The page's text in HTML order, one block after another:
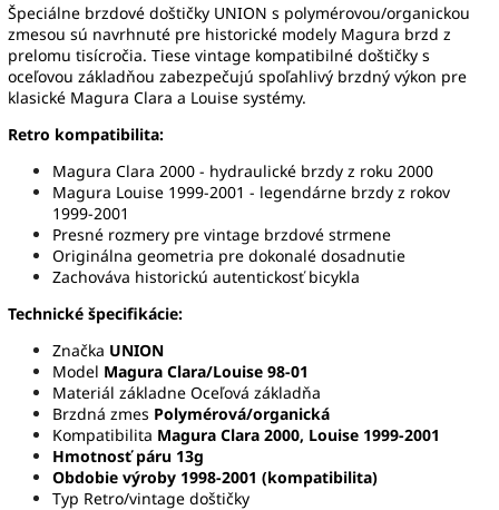
Špeciálne brzdové doštičky UNION s polymérovou/organickou
zmesou sú navrhnuté pre historické modely Magura brzd z
prelomu tisícročia. Tiese vintage kompatibilné doštičky s
oceľovou základňou zabezpečujú spoľahlivý brzdný výkon pre
klasické Magura Clara a Louise systémy.
Retro kompatibilita:
Magura Clara 2000 - hydraulické brzdy z roku 2000
Magura Louise 1999-2001 - legendárne brzdy z rokov
1999-2001
Presné rozmery pre vintage brzdové strmene
Originálna geometria pre dokonalé dosadnutie
Zachováva historickú autentickosť bicykla
Technické špecifikácie:
Značka UNION
Model Magura Clara/Louise 98-01
Materiál základne Oceľová základňa
Brzdná zmes Polymérová/organická
Kompatibilita Magura Clara 2000, Louise 1999-2001
Hmotnosť páru 13g
Obdobie výroby 1998-2001 (kompatibilita)
Typ Retro/vintage doštičky